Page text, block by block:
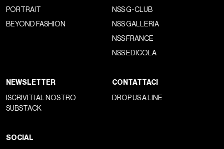
PORTRAIT
BEYOND FASHION
NSS G-CLUB
NSS GALLERIA
NSS FRANCE
NSS EDICOLA
NEWSLETTER
ISCRIVITI AL NOSTRO
SUBSTACK
CONTATTACI
DROP US A LINE
SOCIAL